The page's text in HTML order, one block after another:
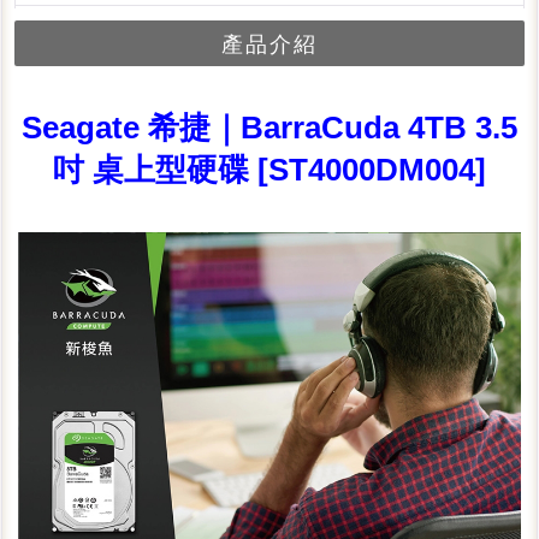
產品介紹
Seagate 希捷｜BarraCuda 4TB 3.5
吋 桌上型硬碟 [ST4000DM004]